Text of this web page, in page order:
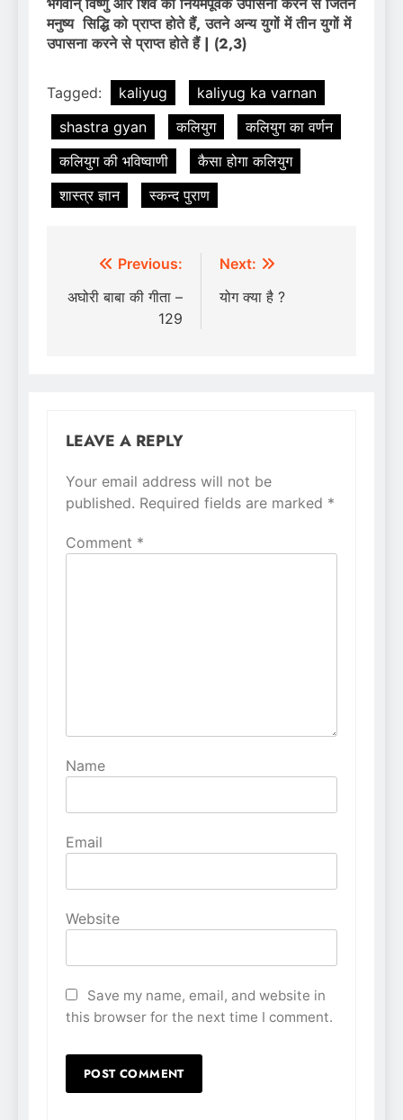
मनुष्य सिद्धि को प्राप्त होते हैं, उतने अन्य युगों में तीन युगों में
उपासना करने से प्राप्त होते हैं | (2,3)
Tagged: kaliyug
kaliyug ka varnan
shastra gyan
कलियुग
कलियुग का वर्णन
कलियुग की भविष्वाणी
कैसा होगा कलियुग
शास्त्र ज्ञान
स्कन्द पुराण
Post
navigation
Previous:
अघोरी बाबा की गीता –
129
Next:
योग क्या है ?
LEAVE A REPLY
Your email address will not be
published. Required fields are marked *
Comment *
Name
Email
Website
Save my name, email, and website in
this browser for the next time I comment.
Alternative: